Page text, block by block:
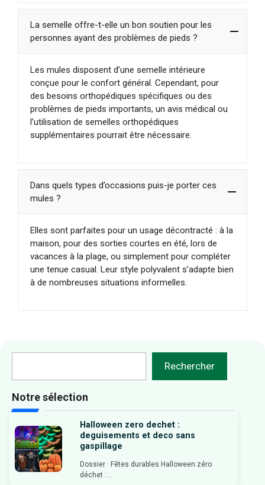
La semelle offre-t-elle un bon soutien pour les
personnes ayant des problèmes de pieds ?
Les mules disposent d’une semelle intérieure
conçue pour le confort général. Cependant, pour
des besoins orthopédiques spécifiques ou des
problèmes de pieds importants, un avis médical ou
l’utilisation de semelles orthopédiques
supplémentaires pourrait être nécessaire.
Dans quels types d’occasions puis-je porter ces
mules ?
Elles sont parfaites pour un usage décontracté : à la
maison, pour des sorties courtes en été, lors de
vacances à la plage, ou simplement pour compléter
une tenue casual. Leur style polyvalent s’adapte bien
à de nombreuses situations informelles.
Rechercher
Notre sélection
Halloween zero dechet :
deguisements et deco sans
gaspillage
Dossier · Fêtes durables Halloween zéro
déchet :...